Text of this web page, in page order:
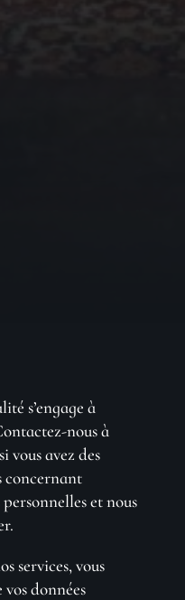
s’engage à
nous à
si vous avez des
concernant
et nous
services, vous
données